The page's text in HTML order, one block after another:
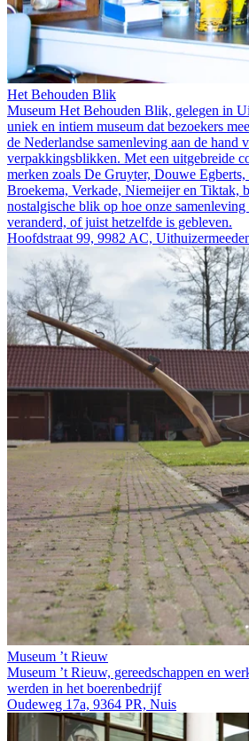
Het Behouden Blik
Museum Het Behouden Blik, gelegen in
uniek en intiem museum dat bezoekers
de Nederlandse samenleving aan de hand
verpakkingsblikken. Met een uitgebreide
merken zoals De Gruyter, Douwe
Broekema, Verkade, Niemeijer en Tiktak,
nostalgische blik op hoe onze
veranderd, of juist hetzelfde is gebleven.
Hoofdstraat 99, 9982 AC,
Museum ’t Rieuw
Museum ’t Rieuw, gereedschappen en
werden in het boerenbedrijf
Oudeweg 17a, 9364 PR, Nuis